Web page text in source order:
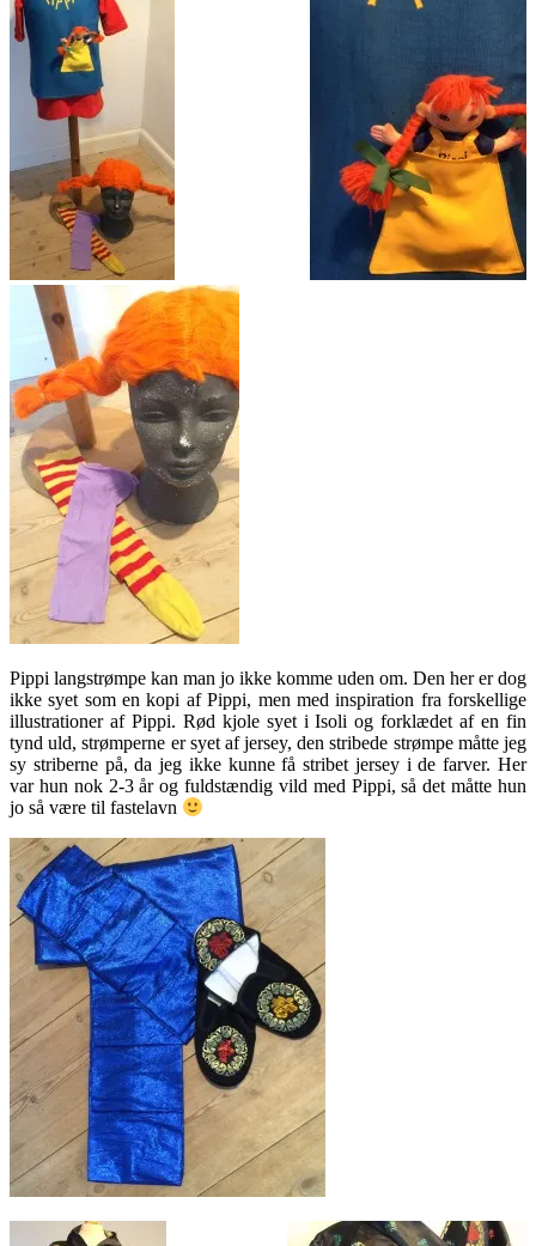
Pippi langstrømpe kan man jo ikke komme uden om. Den her er dog
ikke syet som en kopi af Pippi, men med inspiration fra forskellige
illustrationer af Pippi. Rød kjole syet i Isoli og forklædet af en fin
tynd uld, strømperne er syet af jersey, den stribede strømpe måtte jeg
sy striberne på, da jeg ikke kunne få stribet jersey i de farver. Her
var hun nok 2-3 år og fuldstændig vild med Pippi, så det måtte hun
jo så være til fastelavn